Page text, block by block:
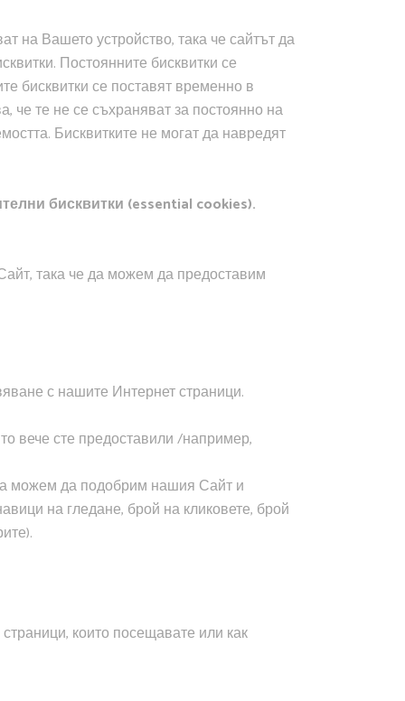
на Вашето устройство, така че сайтът да
Постоянните бисквитки се
бисквитки се поставят временно в
че те не се съхраняват за постоянно на
Бисквитките не могат да навредят
бисквитки (essential cookies).
така че да можем да предоставим
с нашите Интернет страници.
вече сте предоставили /например,
можем да подобрим нашия Сайт и
на гледане, брой на кликовете, брой
които посещавате или как